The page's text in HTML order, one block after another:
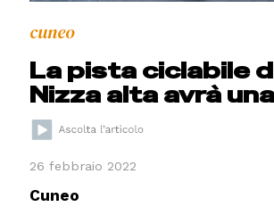
cuneo
La pista ciclabile
Nizza alta avrà
26 febbraio 2022
Cuneo